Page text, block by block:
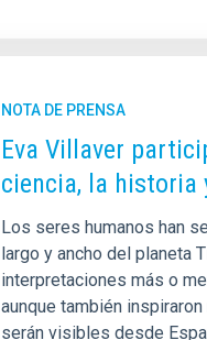
NOTA DE PRENSA
Eva Villaver
ciencia, la historia
Los seres humanos han
largo y ancho del planeta
interpretaciones más o
aunque también
serán visibles desde